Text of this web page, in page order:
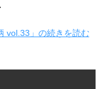
vol.33」の続きを読む